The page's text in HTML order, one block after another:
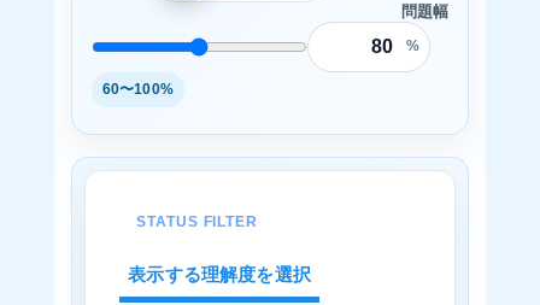
問題幅
%
60〜100%
STATUS FILTER
表示する理解度を選択